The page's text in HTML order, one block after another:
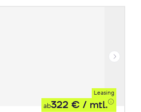
Leasing
ab322 € / mtl.